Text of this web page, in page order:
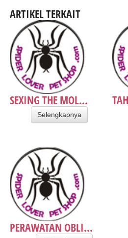
ARTIKEL TERKAIT
SEXING THE MOL...
Selengkapnya
PERAWATAN OBLI...